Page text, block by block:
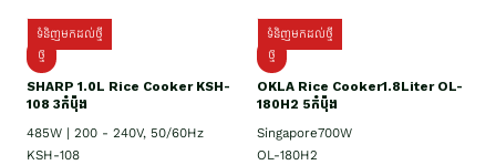
ទំនិញមកដល់ថ្មី
ថ្មី
SHARP 1.០L Rice Cooker KSH-
108 3កំប៉ុង
485W | 200 - 240V, 50/60Hz
KSH-108
ទំនិញមកដល់ថ្មី
ថ្មី
OKLA Rice Cooker1.8Liter OL-
180H2 5កំប៉ុង
Singapore700W
OL-180H2